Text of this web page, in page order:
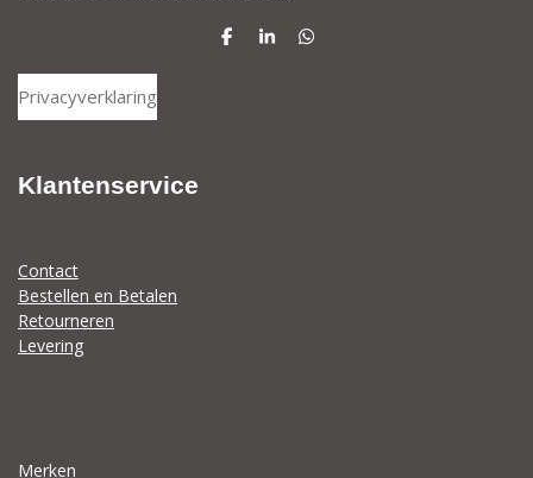
D
S
D
Privacyverklaring
Klantenservice
Contact
Bestellen en Betalen
Retourneren
Levering
Merken